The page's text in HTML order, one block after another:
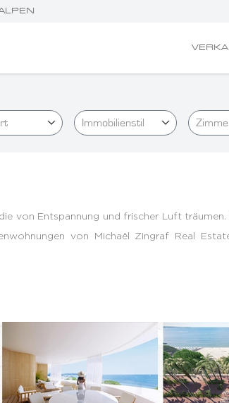
Immobilienstil
von Entspannung und frischer Luft
von Michaël Zingraf Real